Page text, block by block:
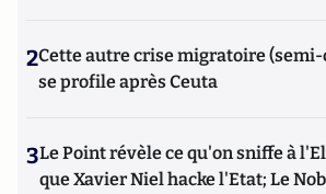
2Cette autre crise migratoire
se profile après Ceuta
3Le Point révèle ce qu'on sniffe à
que Xavier Niel hacke l'Etat; Le